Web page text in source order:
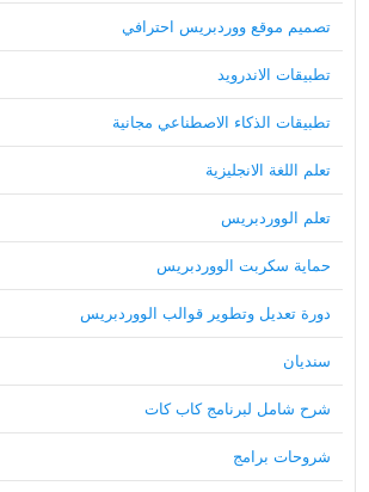
تصميم موقع ووردبريس احترافي
تطبيقات الاندرويد
تطبيقات الذكاء الاصطناعي مجانية
تعلم اللغة الانجليزية
تعلم الووردبريس
حماية سكربت الووردبريس
دورة تعديل وتطوير قوالب الووردبريس
سنديان
شرح شامل لبرنامج كاب كات
شروحات برامج